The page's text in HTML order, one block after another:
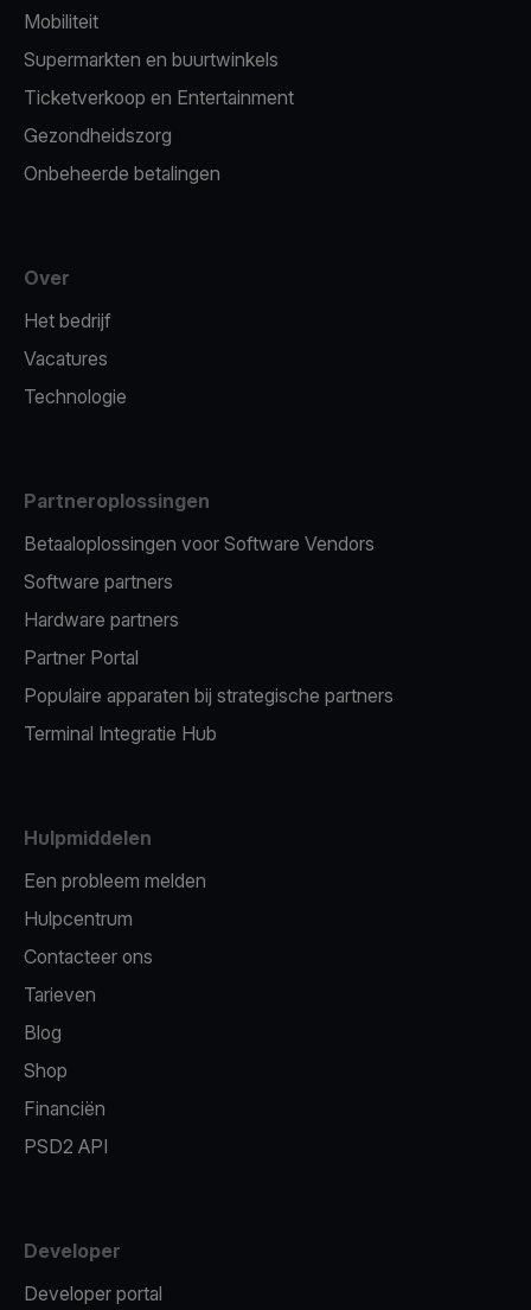
Mobiliteit
Supermarkten en buurtwinkels
Ticketverkoop en Entertainment
Gezondheidszorg
Onbeheerde betalingen
Over
Het bedrijf
Vacatures
Technologie
Partneroplossingen
Betaaloplossingen voor Software Vendors
Software partners
Hardware partners
Partner Portal
Populaire apparaten bij strategische partners
Terminal Integratie Hub
Hulpmiddelen
Een probleem melden
Hulpcentrum
Contacteer ons
Tarieven
Blog
Shop
Financiën
PSD2 API
Developer
Developer portal